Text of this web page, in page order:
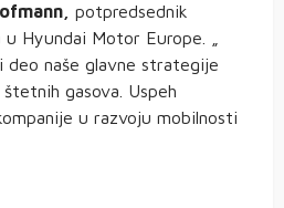
potpredsednik
Hyundai Motor Europe. „
deo naše glavne strategije
gasova. Uspeh
u razvoju mobilnosti